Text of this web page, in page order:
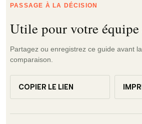
PASSAGE À LA DÉCISION
Utile pour votre équipe
Partagez ou enregistrez ce guide avant
comparaison.
COPIER LE LIEN